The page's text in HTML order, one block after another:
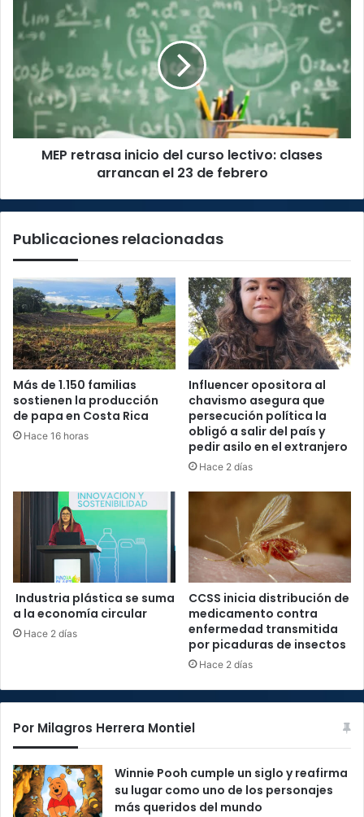
2026
retrasa
inicio
del
curso
lectivo:
clases
arrancan
el
MEP retrasa inicio del curso lectivo: clases
arrancan el 23 de febrero
Publicaciones relacionadas
Más de 1.150 familias
sostienen la producción
de papa en Costa Rica
Hace 16 horas
Influencer opositora al
chavismo asegura que
persecución política la
obligó a salir del país y
pedir asilo en el extranjero
Hace 2 días
Industria plástica se suma
a la economía circular
Hace 2 días
CCSS inicia distribución de
medicamento contra
enfermedad transmitida
por picaduras de insectos
Hace 2 días
Por Milagros Herrera Montiel
Winnie Pooh cumple un siglo y reafirma
su lugar como uno de los personajes
más queridos del mundo